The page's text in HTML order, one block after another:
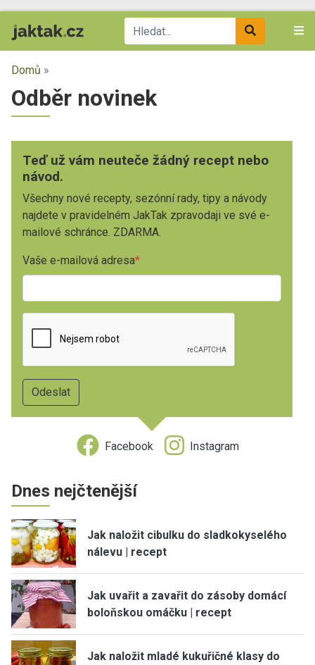
Domů »
Odběr novinek
Teď už vám neuteče žádný recept nebo
návod.
Všechny nové recepty, sezónní rady, tipy a návody
najdete v pravidelném JakTak zpravodaji ve své e-
mailové schránce. ZDARMA.
Vaše e-mailová adresa
Facebook Instagram
Dnes nejčtenější
Jak naložit cibulku do sladkokyselého
nálevu | recept
Jak uvařit a zavařit do zásoby domácí
boloňskou omáčku | recept
Jak naložit mladé kukuřičné klasy do